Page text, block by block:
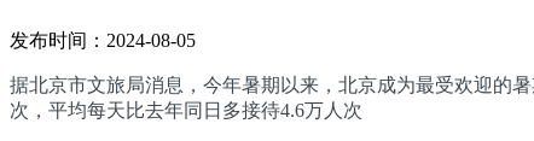
发布时间：2024-08-05
据北京市文旅局消息，今年暑期以来，北京成为最受欢迎的
次，平均每天比去年同日多接待4.6万人次